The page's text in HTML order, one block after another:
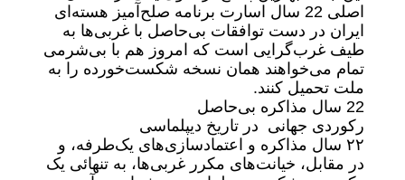
اصلی 22 سال اسارت برنامه صلح‌آمیز هسته‌ای
ایران در دست توافقات بی‌حاصل با غربی‌ها به
طیف غرب‌گرایی است که امروز هم با بی‌شرمی
تمام می‌خواهند همان نسخه شکست‌خورده را به
ملت تحمیل کنند.
22 سال مذاکره بی‌حاصل
رکوردی جهانی در تاریخ دیپلماسی
۲۲ سال مذاکره و اعتمادسازی‌های یک‌طرفه، و
در مقابل، خیانت‌های مکرر غربی‌ها، به تنهائی یک